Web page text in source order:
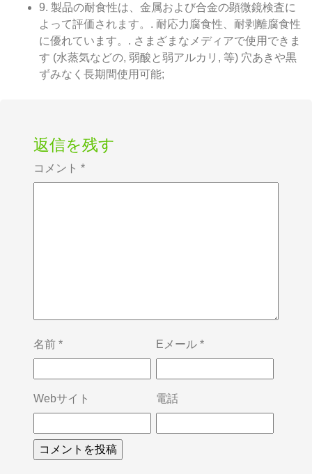
9. 製品の耐食性は、金属および合金の顕微鏡検査に
よって評価されます。. 耐応力腐食性、耐剥離腐食性
に優れています。. さまざまなメディアで使用できま
す (水蒸気などの, 弱酸と弱アルカリ, 等) 穴あきや黒
ずみなく長期間使用可能;
返信を残す
コメント *
名前 * Eメール *
Webサイト 電話